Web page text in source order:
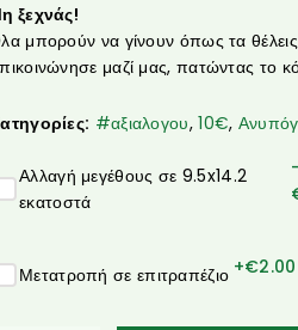
ξεχνάς!
μπορούν να γίνουν όπως τα
μαζί μας, πατώντας το
#αξιαλογου,10€,
Αλλαγή μεγέθους σε 9.5x14.2
εκατοστά
-
Μετατροπή σε επιτραπέζιο +€2.00